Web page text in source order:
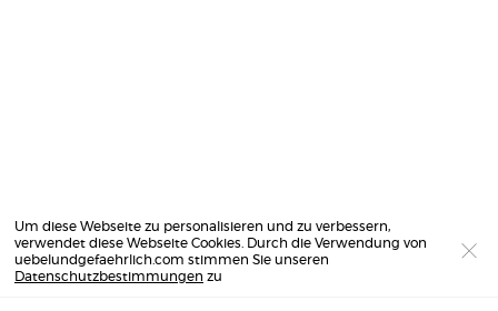
Um diese Webseite zu personalisieren und zu verbessern,
verwendet diese Webseite Cookies. Durch die Verwendung von
uebelundgefaehrlich.com stimmen Sie unseren
Datenschutzbestimmungen zu